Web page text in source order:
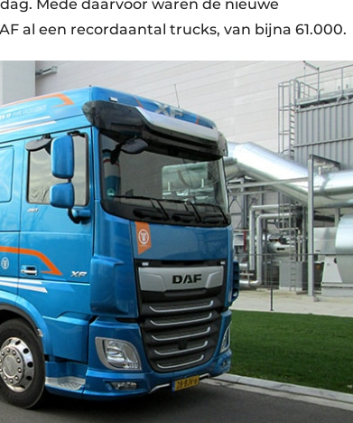
Mede daarvoor waren de nieuwe
al een recordaantal trucks, van bijna 61.000.